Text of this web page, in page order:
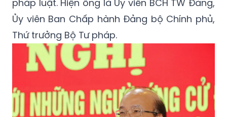
pháp luật. Hiện ông là Ủy viên BCH TW Đảng,
Ủy viên Ban Chấp hành Đảng bộ Chính phủ,
Thứ trưởng Bộ Tư pháp.